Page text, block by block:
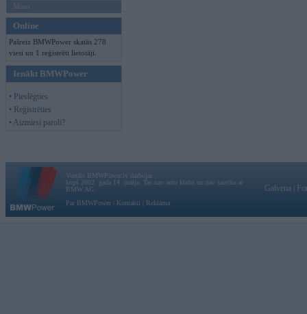
Moto
Online
Pašreiz BMWPower skatās 278
viesi un 1 reģistrēti lietotāji.
Ienākt BMWPower
• Pieslēgties
• Reģistrēties
• Aizmirsi paroli?
Vortāls BMWPower.lv darbojas
kopš 2002. gada 14. maija. Tas nav auto klubs un nav saistīts ar
BMW AG.
Par BMWPower
Kontakti Reklāma
Galvena